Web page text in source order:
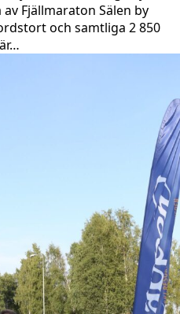
Fjällmaraton Sälen by
och samtliga 2 850